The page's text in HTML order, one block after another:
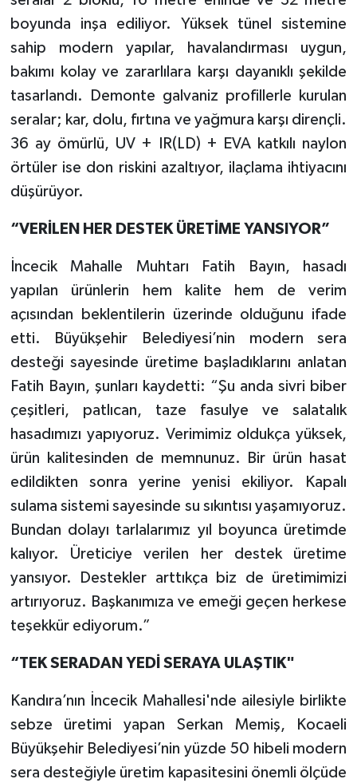
boyunda inşa ediliyor. Yüksek tünel sistemine
sahip modern yapılar, havalandırması uygun,
bakımı kolay ve zararlılara karşı dayanıklı şekilde
tasarlandı. Demonte galvaniz profillerle kurulan
seralar; kar, dolu, fırtına ve yağmura karşı dirençli.
36 ay ömürlü, UV + IR(LD) + EVA katkılı naylon
örtüler ise don riskini azaltıyor, ilaçlama ihtiyacını
düşürüyor.
“VERİLEN HER DESTEK ÜRETİME YANSIYOR”
İncecik Mahalle Muhtarı Fatih Bayın, hasadı
yapılan ürünlerin hem kalite hem de verim
açısından beklentilerin üzerinde olduğunu ifade
etti. Büyükşehir Belediyesi’nin modern sera
desteği sayesinde üretime başladıklarını anlatan
Fatih Bayın, şunları kaydetti: “Şu anda sivri biber
çeşitleri, patlıcan, taze fasulye ve salatalık
hasadımızı yapıyoruz. Verimimiz oldukça yüksek,
ürün kalitesinden de memnunuz. Bir ürün hasat
edildikten sonra yerine yenisi ekiliyor. Kapalı
sulama sistemi sayesinde su sıkıntısı yaşamıyoruz.
Bundan dolayı tarlalarımız yıl boyunca üretimde
kalıyor. Üreticiye verilen her destek üretime
yansıyor. Destekler arttıkça biz de üretimimizi
artırıyoruz. Başkanımıza ve emeği geçen herkese
teşekkür ediyorum.”
“TEK SERADAN YEDİ SERAYA ULAŞTIK"
Kandıra’nın İncecik Mahallesi'nde ailesiyle birlikte
sebze üretimi yapan Serkan Memiş, Kocaeli
Büyükşehir Belediyesi’nin yüzde 50 hibeli modern
sera desteğiyle üretim kapasitesini önemli ölçüde